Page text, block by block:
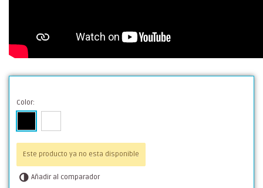
Color:
Este producto ya no esta disponible
Añadir al comparador